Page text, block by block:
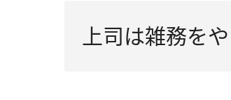
上司は雑務を